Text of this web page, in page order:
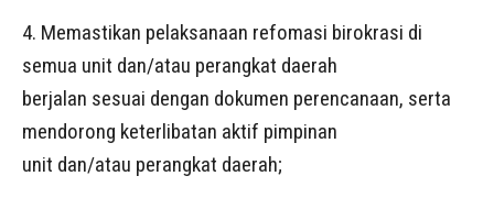
4. Memastikan pelaksanaan refomasi birokrasi di
semua unit dan/atau perangkat daerah
berjalan sesuai dengan dokumen perencanaan, serta
mendorong keterlibatan aktif pimpinan
unit dan/atau perangkat daerah;